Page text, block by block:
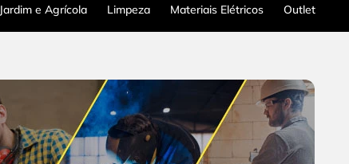
Jardim e Agrícola Limpeza Materiais Elétricos Outlet